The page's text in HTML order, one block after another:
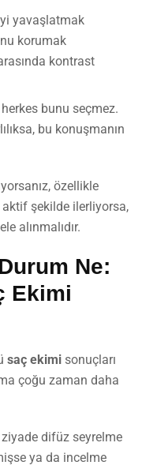
yavaşlatmak
korumak
kontrast
bunu seçmez.
bu konuşmanın
özellikle
şekilde ilerliyorsa,
alınmalıdır.
Ne:
Ekimi
saç ekimi sonuçları
çoğu zaman daha
difüz seyrelme
ya da incelme